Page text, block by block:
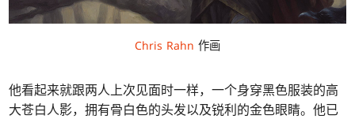
Chris Rahn 作画
他看起来就跟两人上次见面时一样，一个身穿黑色服装的高
大苍白人影，拥有骨白色的头发以及锐利的金色眼睛。他已